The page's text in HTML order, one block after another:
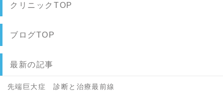
クリニックTOP
ブログTOP
最新の記事
先端巨大症 診断と治療最前線